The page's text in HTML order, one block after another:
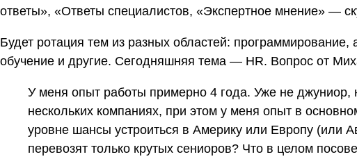
ответы», «Ответы специалистов, «Экспертное мнение» —
Будет ротация тем из разных областей: программирование,
обучение и другие. Сегодняшняя тема — HR. Вопрос от
У меня опыт работы примерно 4 года. Уже не джуниор,
нескольких компаниях, при этом у меня опыт в
уровне шансы устроиться в Америку или Европу (или
перевозят только крутых сениоров? Что в целом